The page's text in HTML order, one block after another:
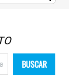
BUSCAR